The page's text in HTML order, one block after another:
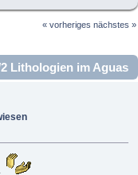
« vorheriges nächstes »
Lithologien im Aguas